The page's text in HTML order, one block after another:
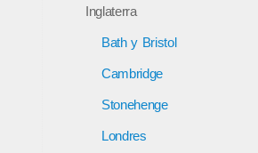
Inglaterra
Bath y Bristol
Cambridge
Stonehenge
Londres